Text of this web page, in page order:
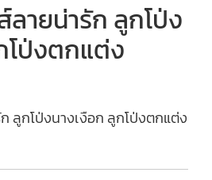
ายน่ารัก ลูกโป่ง
โป่งตกแต่ง
ลูกโป่งนางเงือก ลูกโป่งตกแต่ง